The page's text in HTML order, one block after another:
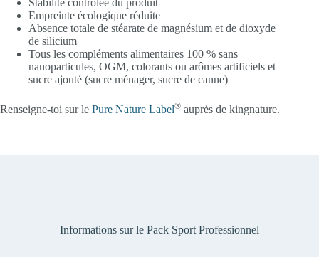
Stabilité contrôlée du produit
Empreinte écologique réduite
Absence totale de stéarate de magnésium et de dioxyde
de silicium
Tous les compléments alimentaires 100 % sans
nanoparticules, OGM, colorants ou arômes artificiels et
sucre ajouté (sucre ménager, sucre de canne)
Renseigne-toi sur le Pure Nature Label® auprès de kingnature.
Informations sur le Pack Sport Professionnel